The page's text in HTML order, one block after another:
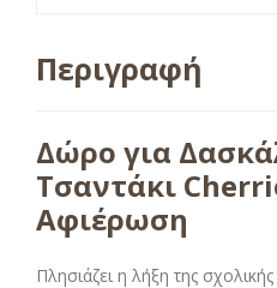
Περιγραφή
Δώρο για
Τσαντάκι
Αφιέρωση
Πλησιάζει η λήξη της σχολικής